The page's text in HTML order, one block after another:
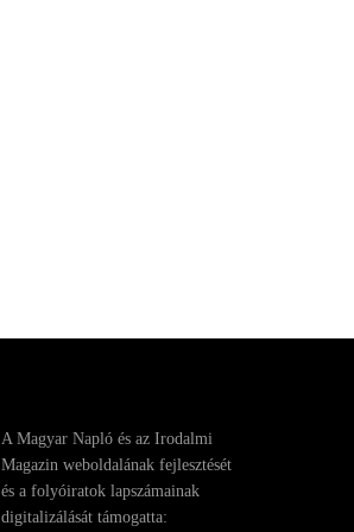
A Magyar Napló és az Irodalmi
Magazin weboldalának fejlesztését
és a folyóiratok lapszámainak
digitalizálását támogatta: